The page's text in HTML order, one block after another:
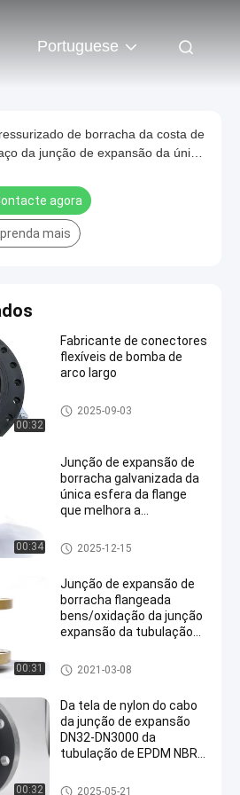
Portuguese
de borracha da costa de
da junção de expansão da única
agora
mais
00:32
Fabricante de conectores
flexíveis de bomba de
arco largo
junção de expansão de borrac
ha do epdm
2025-09-03
00:34
Junção de expansão de
borracha galvanizada da
única esfera da flange
que melhora a
Junção de expansão de borrac
ha da única esfera
2025-12-15
00:31
Junção de expansão de
borracha flangeada
bens/oxidação da junção
expansão da tubulação
Junção de expansão de borrac
ha da única esfera
2021-03-08
00:32
Da tela de nylon do cabo
da junção de expansão
DN32-DN3000 da
tubulação de EPDM NBR
Junção de expansão de borrac
2025-05-21